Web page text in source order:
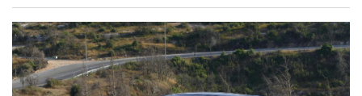
נהיגה ראשונה ומפתיעה